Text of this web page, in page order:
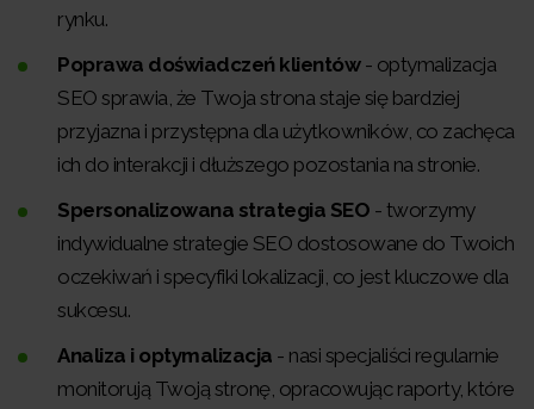
rynku.
Poprawa doświadczeń klientów- optymalizacja
SEO sprawia, że Twoja strona staje się bardziej
przyjazna i przystępna dla użytkowników, co zachęca
ich do interakcji i dłuższego pozostania na stronie.
Spersonalizowana strategia SEO - tworzymy
indywidualne strategie SEO dostosowane do Twoich
oczekiwań i specyfiki lokalizacji, co jest kluczowe dla
sukcesu.
Analiza i optymalizacja - nasi specjaliści regularnie
monitorują Twoją stronę, opracowując raporty, które